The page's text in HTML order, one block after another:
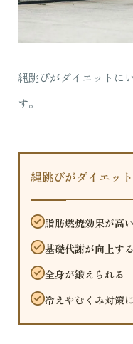
縄跳びがダイエットに
す。
縄跳びがダイエッ
脂肪燃焼効果が高い
基礎代謝が向上する
全身が鍛えられる
冷えやむくみ対策